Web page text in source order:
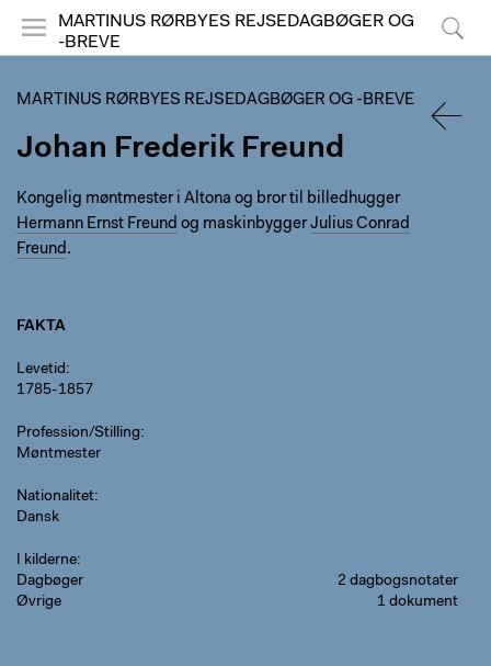
MARTINUS RØRBYES REJSEDAGBØGER OG
-BREVE
MARTINUS RØRBYES REJSEDAGBØGER OG -BREVE
Johan Frederik Freund
Kongelig møntmester i Altona og bror til billedhugger
Hermann Ernst Freund og maskinbyggerJulius Conrad
Freund.
FAKTA
Levetid
1785-1857
Profession/Stilling
Møntmester
Nationalitet
Dansk
I kilderne
Dagbøger
2 dagbogsnotater
Øvrige
1 dokument